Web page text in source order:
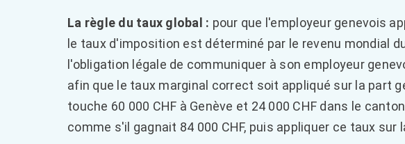
La règle du taux global : pour que l'employeur genevois
le taux d'imposition est déterminé par le revenu mondial
l'obligation légale de communiquer à son employeur
afin que le taux marginal correct soit appliqué sur la part
touche 60 000 CHF à Genève et 24 000 CHF dans le
comme s'il gagnait 84 000 CHF, puis appliquer ce taux sur